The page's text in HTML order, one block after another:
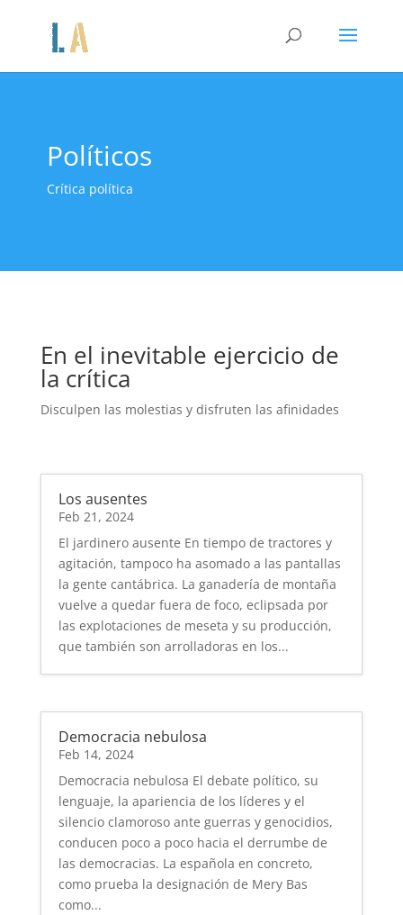
Políticos
Crítica política
En el inevitable ejercicio de
la crítica
Disculpen las molestias y disfruten las afinidades
Los ausentes
Feb 21, 2024
El jardinero ausente En tiempo de tractores y
agitación, tampoco ha asomado a las pantallas
la gente cantábrica. La ganadería de montaña
vuelve a quedar fuera de foco, eclipsada por
las explotaciones de meseta y su producción,
que también son arrolladoras en los...
Democracia nebulosa
Feb 14, 2024
Democracia nebulosa El debate político, su
lenguaje, la apariencia de los líderes y el
silencio clamoroso ante guerras y genocidios,
conducen poco a poco hacia el derrumbe de
las democracias. La española en concreto,
como prueba la designación de Mery Bas
como...